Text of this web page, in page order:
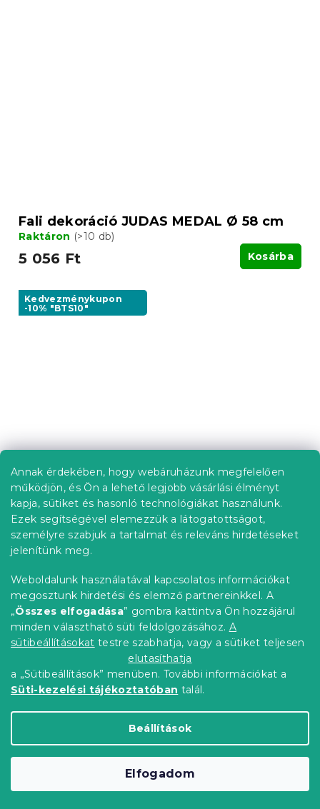
Annak érdekében, hogy webáruházunk megfelelően
működjön, és Ön a lehető legjobb vásárlási élményt
kapja, sütiket és hasonló technológiákat használunk.
Ezek segítségével elemezzük a látogatottságot,
személyre szabjuk a tartalmat és releváns hirdetéseket
jelenítünk meg.
Weboldalunk használatával kapcsolatos információkat
megosztunk hirdetési és elemző partnereinkkel. A
„Összes elfogadása” gombra kattintva Ön hozzájárul
minden választható süti feldolgozásához. A
sütibeállításokat testre szabhatja, vagy a sütiket teljesen
elutasíthatja
a „Sütibeállítások” menüben. További információkat a
Süti-kezelési tájékoztatóban talál.
Beállítások
Elfogadom
Fali dekoráció JUDAS MEDAL Ø 58 cm
Raktáron (>10 db)
5 056 Ft Kosárba
Kedvezménykupon
-10% "BTS10"
Fehér könyvtár EXEL fa formájában
Raktáron(4 db)
27 360 Ft